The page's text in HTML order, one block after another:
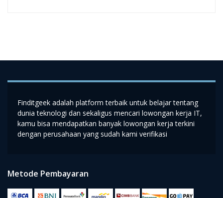
Finditgeek adalah platform terbaik untuk belajar tentang
dunia teknologi dan sekaligus mencari lowongan kerja IT,
kamu bisa mendapatkan banyak lowongan kerja terkini
dengan perusahaan yang sudah kami verifikasi
Metode Pembayaran